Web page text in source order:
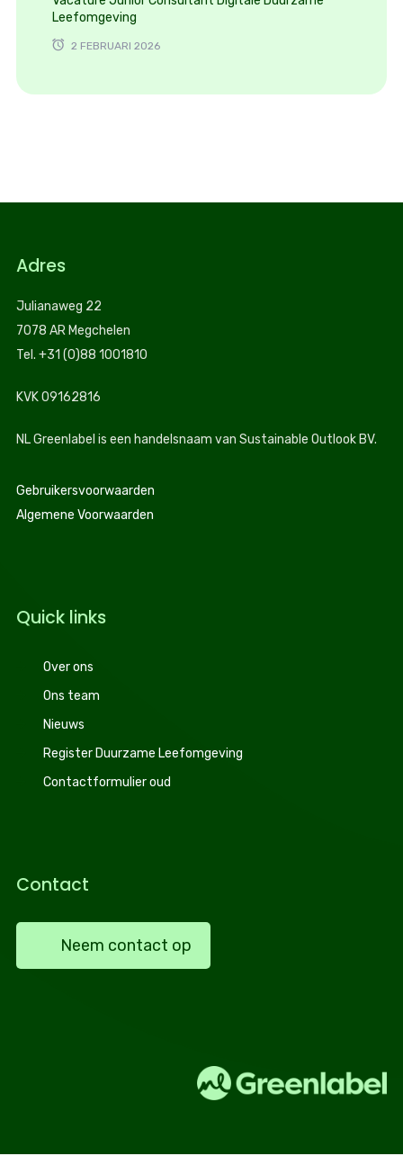
Leefomgeving
2 FEBRUARI 2026
Adres
Julianaweg 22
7078 AR Megchelen
Tel. +31 (0)88 1001810
KVK 09162816
NL Greenlabel is een handelsnaam van Sustainable Outlook BV.
Gebruikersvoorwaarden
Algemene Voorwaarden
Quick links
Over ons
Ons team
Nieuws
Register Duurzame Leefomgeving
Contactformulier oud
Contact
Neem contact op